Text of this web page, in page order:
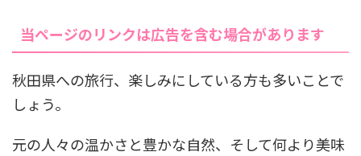
当ページのリンクは広告を含む場合があります
秋田県への旅行、楽しみにしている方も多いことで
しょう。
元の人々の温かさと豊かな自然、そして何より美味